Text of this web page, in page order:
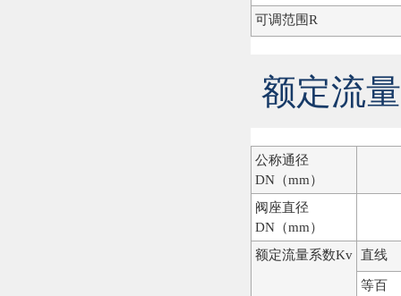
可调范围R
额定流
公称通径
DN（mm）
阀座直径
DN（mm）
额定流量系数Kv 直线
等百